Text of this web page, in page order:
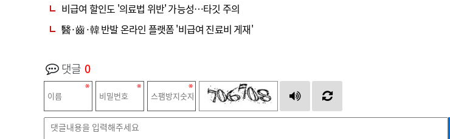
비급여 할인도 '의료법 위반' 가능성…타깃 주의
醫·齒·韓 반발 온라인 플랫폼 '비급여 진료비 게재'
댓글 0